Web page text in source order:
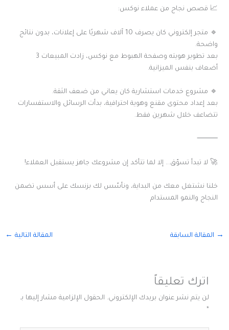
📈 قصص نجاح من عملاء نوكس:
🔹 متجر إلكتروني كان يصرف 10 آلاف شهريًا على إعلانات، بدون نتائج
واضحة.
بعد تطوير هويته وصفحة الهبوط مع نوكس، زادت المبيعات 3
أضعاف بنفس الميزانية.
🔹 مشروع خدمات استشارية كان يعاني من ضعف الثقة.
بعد إعداد محتوى مقنع وهوية احترافية، بدأت الرسائل والاستفسارات
تتضاعف خلال شهرين فقط.
⸻
🚀 لا تبدأ تسوّق… إلا لما تتأكد إن مشروعك جاهز يستقبل العملاء!
خلنا نشتغل معك من البداية، ونأسّس لك بزنسك على أسس تضمن
النجاح والنمو المستدام
→ المقالة السابقة المقالة التالية ←
اترك تعليقاً
لن يتم نشر عنوان بريدك الإلكتروني. الحقول الإلزامية مشار إليها بـ
*